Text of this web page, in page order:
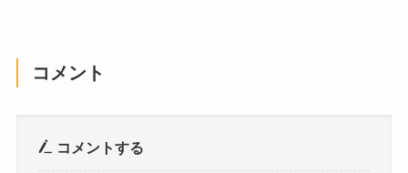
コメント
コメントする